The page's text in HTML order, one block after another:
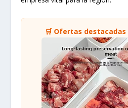
🛒 Ofertas destacadas